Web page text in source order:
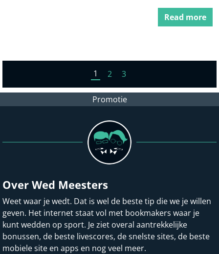
Read more
1 2 3
Promotie
Over Wed Meesters
Weet waar je wedt. Dat is wel de beste tip die we je willen
geven. Het internet staat vol met bookmakers waar je
kunt wedden op sport. Je ziet overal aantrekkelijke
bonussen, de beste livescores, de snelste sites, de beste
mobiele site en apps en nog veel meer.